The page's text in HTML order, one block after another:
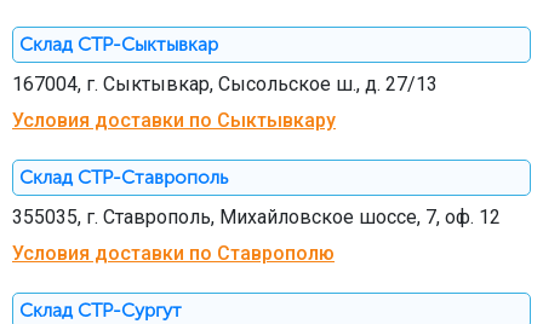
Склад СТР-Сыктывкар
167004, г. Сыктывкар, Сысольское ш., д. 27/13
Условия доставки по Сыктывкару
Склад СТР-Ставрополь
355035, г. Ставрополь, Михайловское шоссе, 7, оф. 12
Условия доставки по Ставрополю
Склад СТР-Сургут